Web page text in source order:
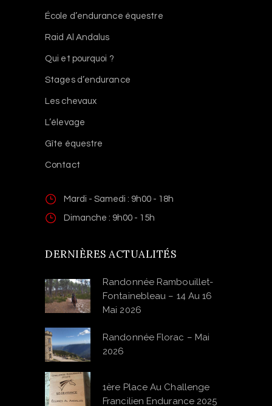
École d’endurance équestre
Raid Al Andalus
Qui et pourquoi ?
Stages d’endurance
Les chevaux
L’élevage
Gîte équestre
Contact
Mardi - Samedi : 9h00 - 18h
Dimanche : 9h00 - 15h
DERNIÈRES ACTUALITÉS
Randonnée Rambouillet-
Fontainebleau – 14 Au 16
Mai 2026
Randonnée Florac – Mai
2026
1ère Place Au Challenge
Francilien Endurance 2025